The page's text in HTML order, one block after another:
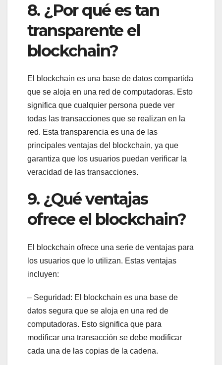
8. ¿Por qué es tan
transparente el
blockchain?
El blockchain es una base de datos compartida
que se aloja en una red de computadoras. Esto
significa que cualquier persona puede ver
todas las transacciones que se realizan en la
red. Esta transparencia es una de las
principales ventajas del blockchain, ya que
garantiza que los usuarios puedan verificar la
veracidad de las transacciones.
9. ¿Qué ventajas
ofrece el blockchain?
El blockchain ofrece una serie de ventajas para
los usuarios que lo utilizan. Estas ventajas
incluyen:
– Seguridad: El blockchain es una base de
datos segura que se aloja en una red de
computadoras. Esto significa que para
modificar una transacción se debe modificar
cada una de las copias de la cadena.